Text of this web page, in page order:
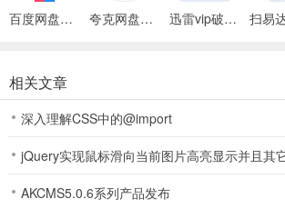
以进行对局，还可以自己开设好友房，棋牌对决
玩家提供各种经典的斗地主游戏游戏玩法，游戏
便捷，是一款男女老少都适宜的手机棋牌游戏。
3、扶摇棋牌1.0版下载_扶摇棋牌1.0版免费下载,
在裏麵去了解，丰富的任务係统可以在裏麵进行
麵可以在裏麵自由的体验；
百度网盘绿色免安装Pc电脑版 夸克网盘官方正式版 迅雷vip破解版永久会员2024版
相关文章
深入理解CSS中的@import
jQuery实现鼠标滑向当前图片高亮显示并且其
AKCMS5.0.6系列产品发布